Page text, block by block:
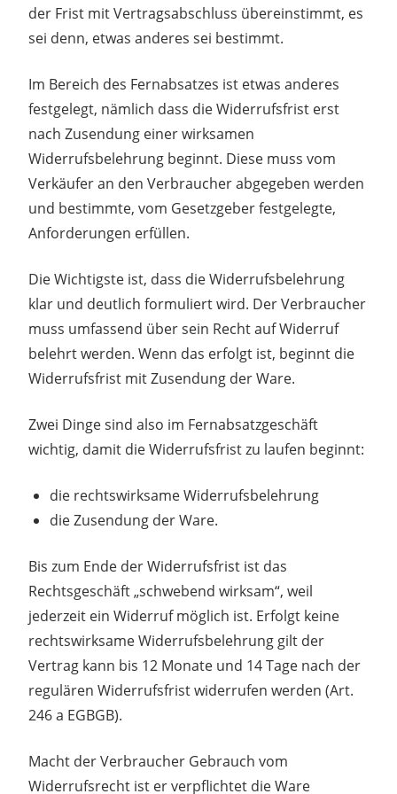
der Frist mit Vertragsabschluss übereinstimmt, es
sei denn, etwas anderes sei bestimmt.
Im Bereich des Fernabsatzes ist etwas anderes
festgelegt, nämlich dass die Widerrufsfrist erst
nach Zusendung einer wirksamen
Widerrufsbelehrung beginnt. Diese muss vom
Verkäufer an den Verbraucher abgegeben werden
und bestimmte, vom Gesetzgeber festgelegte,
Anforderungen erfüllen.
Die Wichtigste ist, dass die Widerrufsbelehrung
klar und deutlich formuliert wird. Der Verbraucher
muss umfassend über sein Recht auf Widerruf
belehrt werden. Wenn das erfolgt ist, beginnt die
Widerrufsfrist mit Zusendung der Ware.
Zwei Dinge sind also im Fernabsatzgeschäft
wichtig, damit die Widerrufsfrist zu laufen beginnt:
die rechtswirksame Widerrufsbelehrung
die Zusendung der Ware.
Bis zum Ende der Widerrufsfrist ist das
Rechtsgeschäft „schwebend wirksam“, weil
jederzeit ein Widerruf möglich ist. Erfolgt keine
rechtswirksame Widerrufsbelehrung gilt der
Vertrag kann bis 12 Monate und 14 Tage nach der
regulären Widerrufsfrist widerrufen werden (Art.
246 a EGBGB).
Macht der Verbraucher Gebrauch vom
Widerrufsrecht ist er verpflichtet die Ware